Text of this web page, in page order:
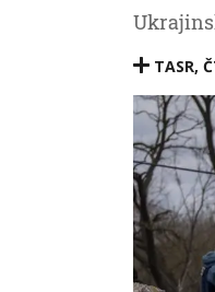
TASR,